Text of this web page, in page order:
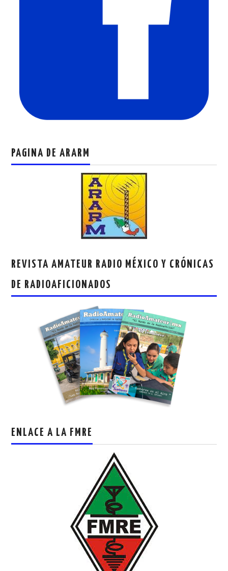
PAGINA DE ARARM
REVISTA AMATEUR RADIO MÉXICO Y CRÓNICAS
DE RADIOAFICIONADOS
ENLACE A LA FMRE